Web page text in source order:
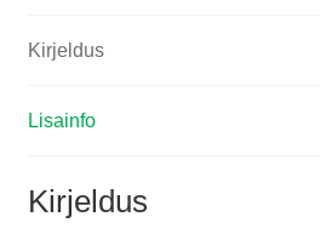
Kirjeldus
Lisainfo
Kirjeldus